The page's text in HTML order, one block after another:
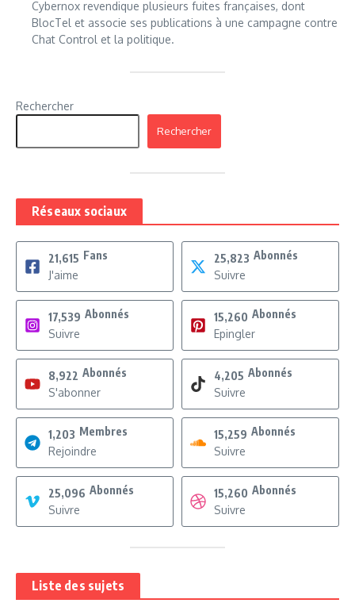
Cybernox revendique plusieurs fuites françaises, dont
BlocTel et associe ses publications à une campagne contre
Chat Control et la politique.
Rechercher
Rechercher
Réseaux sociaux
21,615 Fans
J'aime
25,823 Abonnés
Suivre
17,539 Abonnés
Suivre
15,260 Abonnés
Epingler
8,922 Abonnés
S'abonner
4,205 Abonnés
Suivre
1,203 Membres
Rejoindre
15,259 Abonnés
Suivre
25,096 Abonnés
Suivre
15,260 Abonnés
Suivre
Liste des sujets